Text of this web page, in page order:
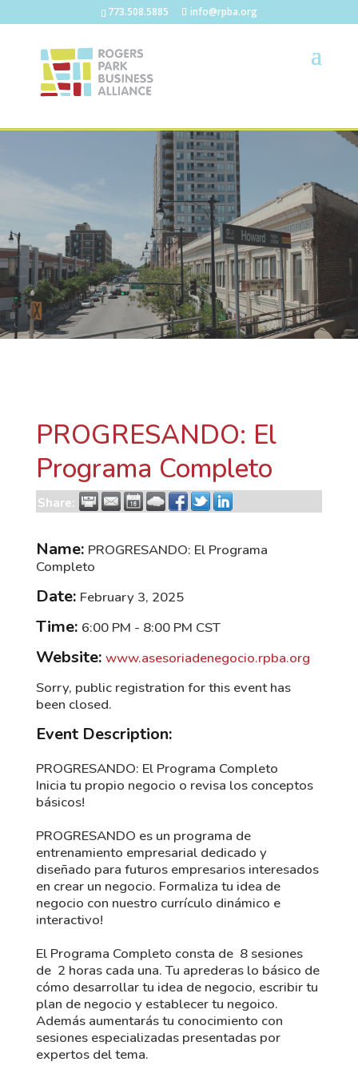
773.508.5885 info@rpba.org
PROGRESANDO: El
Programa Completo
Share:
Name: PROGRESANDO: El Programa
Completo
Date: February 3, 2025
Time: 6:00 PM - 8:00 PM CST
Website: www.asesoriadenegocio.rpba.org
Sorry, public registration for this event has
been closed.
Event Description:
PROGRESANDO: El Programa Completo
Inicia tu propio negocio o revisa los conceptos
básicos!
PROGRESANDO es un programa de
entrenamiento empresarial dedicado y
diseñado para futuros empresarios interesados
en crear un negocio. Formaliza tu idea de
negocio con nuestro currículo dinámico e
interactivo!
El Programa Completo consta de 8 sesiones
de 2 horas cada una. Tu aprederas lo básico de
cómo desarrollar tu idea de negocio, escribir tu
plan de negocio y establecer tu negoico.
Además aumentarás tu conocimiento con
sesiones especializadas presentadas por
expertos del tema.